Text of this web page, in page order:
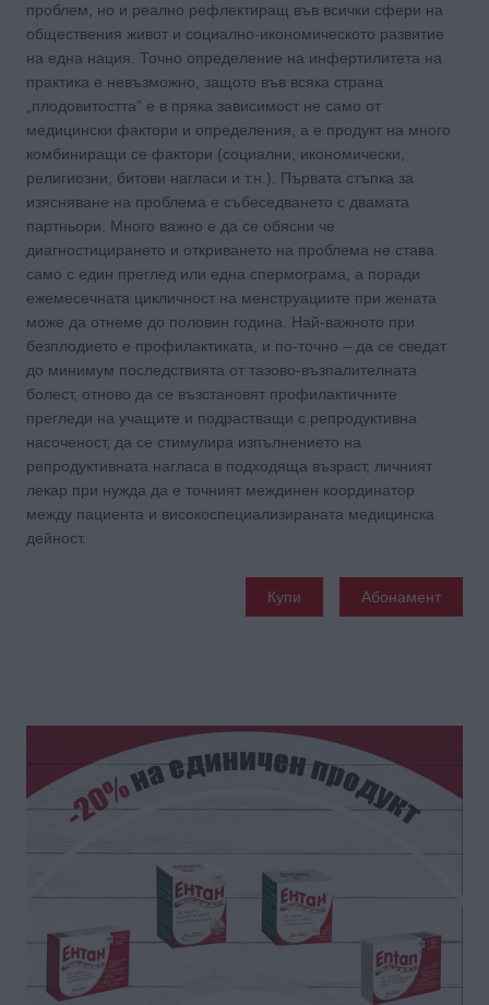
проблем, но и реално рефлектиращ във всички сфери на
обществения живот и социално-икономическото развитие
на една нация. Точно определение на инфертилитета на
практика е невъзможно, защото във всяка страна
„плодовитостта” е в пряка зависимост не само от
медицински фактори и определения, а е продукт на много
комбиниращи се фактори (социални, икономически,
религиозни, битови нагласи и т.н.). Първата стъпка за
изясняване на проблема е събеседването с двамата
партньори. Много важно е да се обясни че
диагностицирането и откриването на проблема не става
само с един преглед или една спермограма, а поради
ежемесечната цикличност на менструациите при жената
може да отнеме до половин година. Най-важното при
безплодието е профилактиката, и по-точно – да се сведат
до минимум последствията от тазово-възпалителната
болест, отново да се възстановят профилактичните
прегледи на учащите и подрастващи с репродуктивна
насоченост, да се стимулира изпълнението на
репродуктивната нагласа в подходяща възраст, личният
лекар при нужда да е точният междинен координатор
между пациента и високоспециализираната медицинска
дейност.
Купи Абонамент